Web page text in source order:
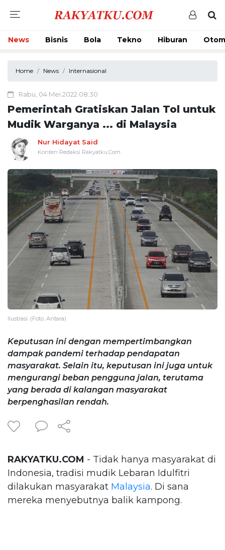
News Bisnis Bola Tekno Hiburan
Home News Internasional
Rabu, 04 Mei 2022 08:30
Pemerintah Gratiskan Jalan Tol untuk
Mudik Warganya ... di Malaysia
Nur Hidayat Said
Konten Redaksi Rakyatku.Com
Ilustrasi. (Foto: Antara)
Keputusan ini dengan mempertimbangkan
dampak pandemi terhadap pendapatan
masyarakat. Selain itu, keputusan ini juga untuk
mengurangi beban pengguna jalan, terutama
yang berada di kalangan masyarakat
berpenghasilan rendah.
RAKYATKU.COM - Tidak hanya masyarakat di
Indonesia, tradisi mudik Lebaran Idulfitri
dilakukan masyarakat Malaysia. Di sana
mereka menyebutnya balik kampong.